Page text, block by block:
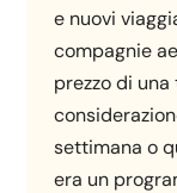
e nuovi
compagnie
prezzo di
settimana o
era un